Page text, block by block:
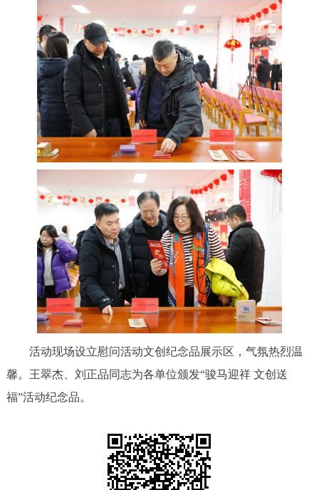
活动现场设立慰问活动文创纪念品展示区，气氛热烈温
馨。王翠杰、刘正品同志为各单位颁发“骏马迎祥 文创送
福”活动纪念品。